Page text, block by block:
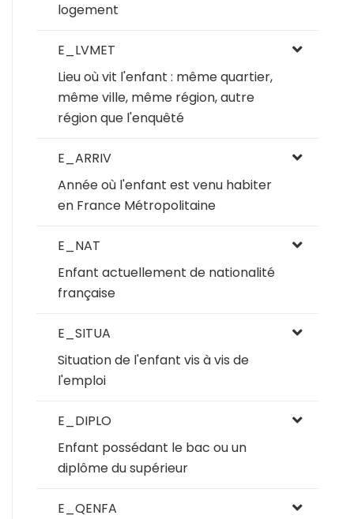
logement
E_LVMET
Lieu où vit l'enfant : même quartier,
même ville, même région, autre
région que l'enquêté
E_ARRIV
Année où l'enfant est venu habiter
en France Métropolitaine
E_NAT
Enfant actuellement de nationalité
française
E_SITUA
Situation de l'enfant vis à vis de
l'emploi
E_DIPLO
Enfant possédant le bac ou un
diplôme du supérieur
E_QENFA